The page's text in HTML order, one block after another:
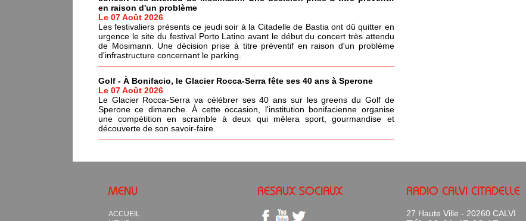
en raison d'un problème
Le 07 Août 2026
Les festivaliers présents ce jeudi soir à la Citadelle de Bastia ont dû quitter en
urgence le site du festival Porto Latino avant le début du concert très attendu
de Mosimann. Une décision prise à titre préventif en raison d'un problème
d'infrastructure concernant le parking.
Golf - À Bonifacio, le Glacier Rocca-Serra fête ses 40 ans à Sperone
Le 07 Août 2026
Le Glacier Rocca-Serra va célébrer ses 40 ans sur les greens du Golf de
Sperone ce dimanche. À cette occasion, l'institution bonifacienne organise
une compétition en scramble à deux qui mêlera sport, gourmandise et
découverte de son savoir-faire.
MENU
ACCUEIL
RESAUX SOCIAUX RADIO CALVI CITADELLE
27 Haute Ville - 20260 CALVI